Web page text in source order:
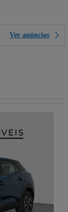
Ver anúncios